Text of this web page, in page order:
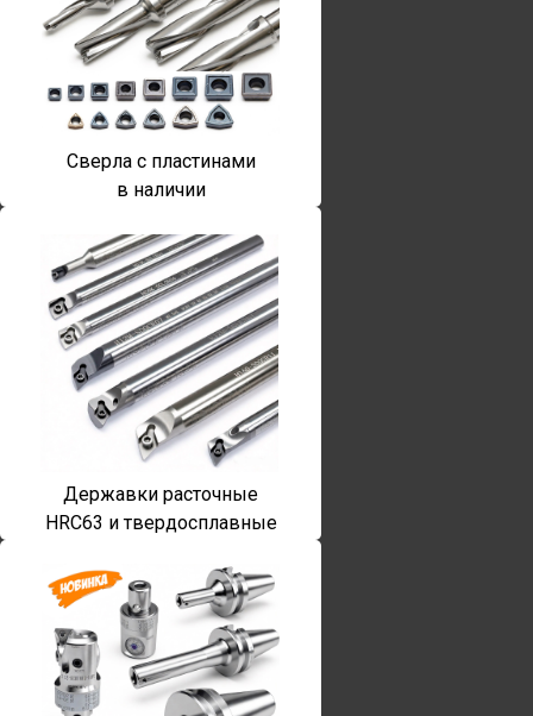
Сверла с пластинами
в наличии
Державки расточные
HRC63 и твердосплавные